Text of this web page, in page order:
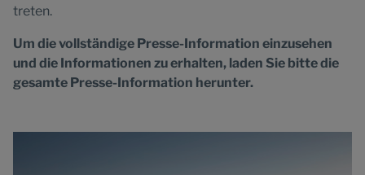
treten.
Um die vollständige Presse-Information einzusehen
und die Informationen zu erhalten, laden Sie bitte die
gesamte Presse-Information herunter.